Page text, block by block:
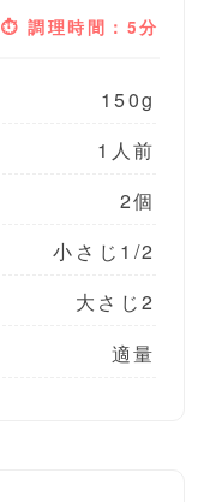
⏱ 調理時間：5分
150g
1人前
2個
小さじ1/2
大さじ2
適量